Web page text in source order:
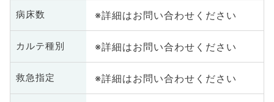
病床数 ※詳細はお問い合わせください
カルテ種別 ※詳細はお問い合わせください
救急指定 ※詳細はお問い合わせください